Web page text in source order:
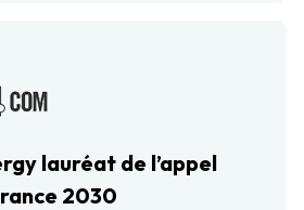
lauréat de l’appel
2030